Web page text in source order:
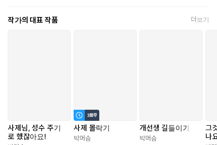
작가의 대표 작품 더보기
사제님, 성수 주기
로 했잖아요!
사제 몰락기
박머슴
개선생 길들이기
박머슴
그
나